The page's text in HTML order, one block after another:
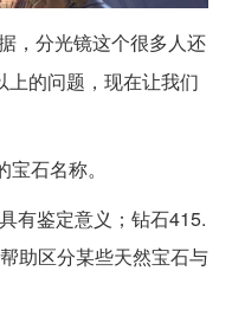
，分光镜这个很多人还
的问题，现在让我们
石名称。
有鉴定意义；钻石415.
助区分某些天然宝石与